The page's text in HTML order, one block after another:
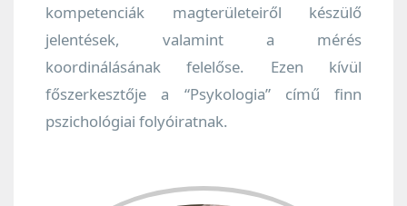
kompetenciák magterületeiről készülő
jelentések, valamint a mérés
koordinálásának felelőse. Ezen kívül
főszerkesztője a “Psykologia” című finn
pszichológiai folyóiratnak.